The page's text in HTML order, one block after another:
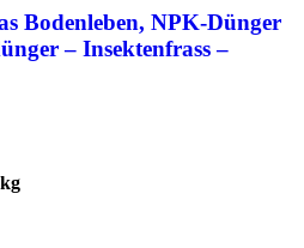
Bodenleben, NPK-Dünger
– Insektenfrass –
kg